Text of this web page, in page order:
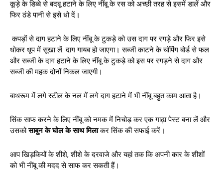
कूड़े के डिब्बे से बदबू हटाने के लिए नींबू के रस को अच्छी तरह से इसमें डालें और
फिर ठंडे पानी से इसे धो दें।
कपड़ों से दाग हटाने के लिए नींबू के टुकड़े को उस दाग पर रगड़े और फिर इसे
धोकर धूप में सूखा लें. दाग गायब हो जाएगा। सब्जी काटने के चॉपिंग बोर्ड से फल
और सब्जी के दाग हटाने के लिए नींबू के टुकड़े को इस पर रगड़ने से दाग और
सब्जी की महक दोनों निकल जाएगी।
बाथरूम में लगे स्टील के नल में लगे दाग हटाने में भी नींबू बहुत काम आता है।
सिंक साफ करने के लिए नींबू को नमक में नि‍चोड़ कर एक गाढ़ा पेस्‍ट बना लें और
उसकोसाबुन के घोल के साथ मिलाकर सिंक की सफाई करें।
आप खिड़कियों के शीशे, शीशे के दरवाजे और यहां तक कि अपनी कार के शीशों
को भी नींबू की मदद से साफ कर सकती हैं।